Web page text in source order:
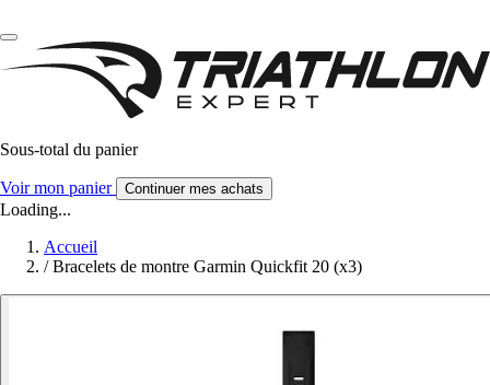
Sous-total du panier
Voir mon panier Continuer mes achats
Loading...
Accueil
/ Bracelets de montre Garmin Quickfit 20 (x3)